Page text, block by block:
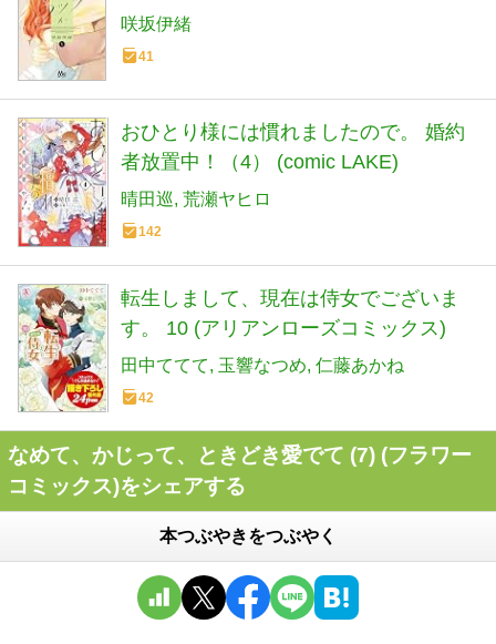
咲坂伊緒
41
おひとり様には慣れましたので。 婚約
者放置中！（4） (comic LAKE)
晴田巡 荒瀬ヤヒロ
142
転生しまして、現在は侍女でございま
す。 10 (アリアンローズコミックス)
田中ててて 玉響なつめ 仁藤あかね
42
なめて、かじって、ときどき愛でて (7) (フラワー
コミックス)をシェアする
本つぶやきをつぶやく